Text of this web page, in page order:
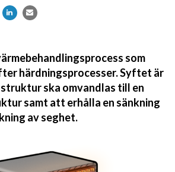
som
härdningsprocesser. Syftet är
ska omvandlas till en
samt att erhålla en sänkning
av seghet.